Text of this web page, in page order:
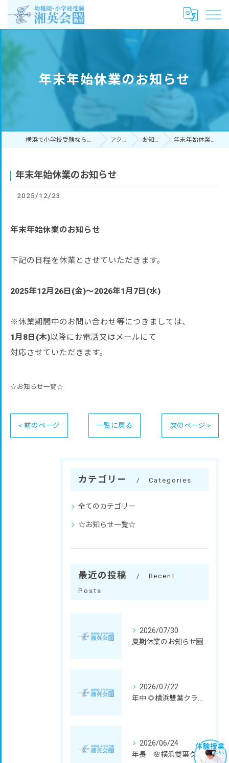
年末年始休業のお知らせ
横浜で小学校受験なら湘英会幼児教室 アクセス お知らせ 年末年始休業のお知らせ
年末年始休業のお知らせ
2025/12/23
年末年始休業のお知らせ
下記の日程を休業とさせていただきます。
2025年12月26日(金)～2026年1月7日(水)
※休業期間中のお問い合わせ等につきましては、
1月8日(木)以降にお電話又はメールにて
対応させていただきます。
☆お知らせ一覧☆
< 前のページ 一覧に戻る 次のページ >
カテゴリー Categories
全てのカテゴリー
☆お知らせ一覧☆
最近の投稿
Recent
Posts
2026/07/30
2026/07/22
2026/06/24
年長 🌸横浜雙葉クラス 秋期講座のご案内🌸